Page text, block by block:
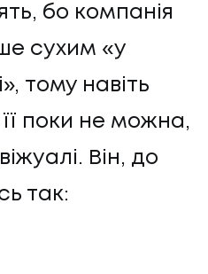
бо компанія
сухим «у
тому навіть
поки не можна,
Він, до
так: